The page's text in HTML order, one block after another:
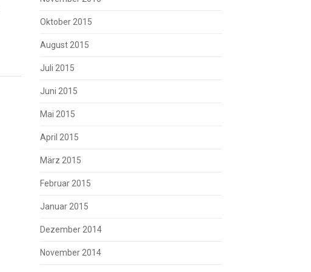
Oktober 2015
August 2015
Juli 2015
Juni 2015
Mai 2015
April 2015
März 2015
Februar 2015
Januar 2015
Dezember 2014
November 2014